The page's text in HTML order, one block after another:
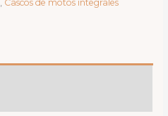
, Cascos de motos integrales